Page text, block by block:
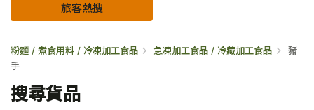
旅客熱搜
粉麵 / 煮食用料 / 冷凍加工食品 急凍加工食品 / 冷藏加工食品
豬
手
搜尋貨品